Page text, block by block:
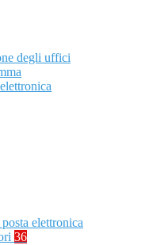
degli uffici
elettronica
36